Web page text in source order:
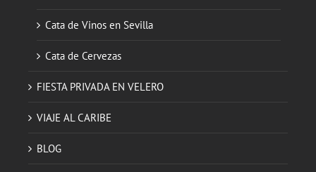
Cata de Vinos en Sevilla
Cata de Cervezas
FIESTA PRIVADA EN VELERO
VIAJE AL CARIBE
BLOG